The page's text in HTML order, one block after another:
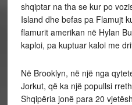
shqiptar na tha se kur po
Island dhe befas pa Flamujt
flamurit amerikan në Hylan
kaploi, pa kuptuar kaloi me
Në Brooklyn, në një nga
Jorkut, që ka një popullsi
Shqipëria jonë para 20